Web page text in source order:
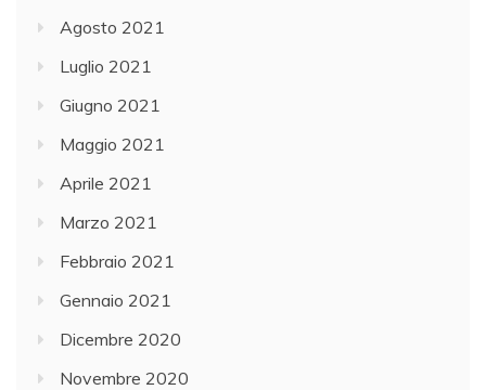
Agosto 2021
Luglio 2021
Giugno 2021
Maggio 2021
Aprile 2021
Marzo 2021
Febbraio 2021
Gennaio 2021
Dicembre 2020
Novembre 2020